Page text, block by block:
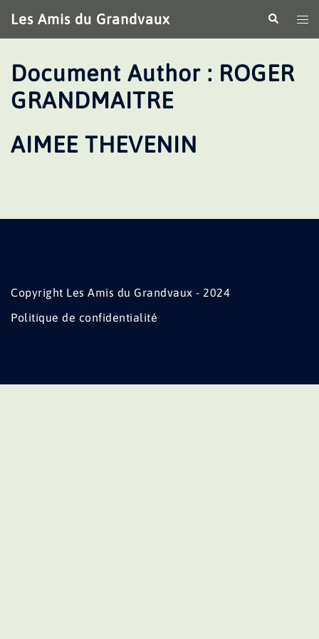
au
contenu
Les Amis du Grandvaux
le
Document Author : ROGER
GRANDMAITRE
AIMEE THEVENIN
Copyright Les Amis du Grandvaux - 2024
Politique de confidentialité